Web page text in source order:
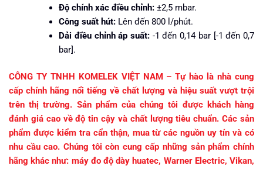
Độ chính xác điều chỉnh: ±2,5 mbar.
Công suất hút: Lên đến 800 l/phút.
Dải điều chỉnh áp suất:-1 đến 0,14 bar [-1 đến 0,7
bar].
CÔNG TY TNHH KOMELEK VIỆT NAM – Tự hào là nhà cung
cấp chính hãng nổi tiếng về chất lượng và hiệu suất vượt trội
trên thị trường. Sản phẩm của chúng tôi được khách hàng
đánh giá cao về độ tin cậy và chất lượng tiêu chuẩn. Các sản
phẩm được kiểm tra cẩn thận, mua từ các nguồn uy tín và có
nhu cầu cao. Chúng tôi còn cung cấp những sản phẩm chính
hãng khác như: máy đo độ dày huatec, Warner Electric, Vikan,